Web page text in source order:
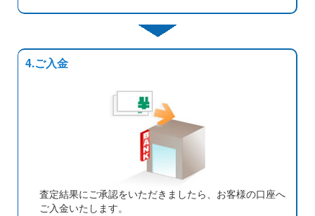
4.ご入金
査定結果にご承認をいただきましたら、お客様の口座へ
ご入金いたします。